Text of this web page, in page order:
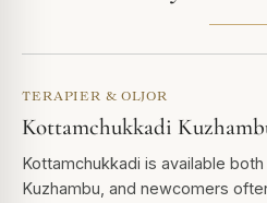
TERAPIER & OLJOR
Kottamchukkadi
Kottamchukkadi is available
Kuzhambu, and newcomers